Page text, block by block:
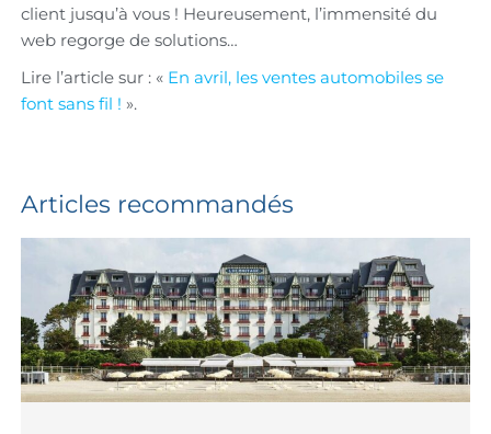
client jusqu’à vous ! Heureusement, l’immensité du
web regorge de solutions…
Lire l’article sur : « En avril, les ventes automobiles se
font sans fil ! ».
Articles recommandés